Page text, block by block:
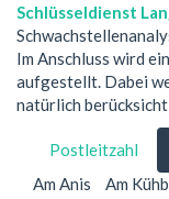
Schlüsseldienst
Im Anschluss wird
aufgestellt. Dabei
natürlich
Postleitzahl
Am Anis
Am